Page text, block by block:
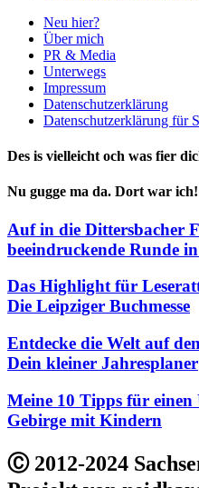
Neu hier?
Über mich
PR & Media
Unterwegs
Impressum
Datenschutzerklärung
Datenschutzerklärung für
Des is vielleicht och was fier
Nu gugge ma da. Dort war ich!
Auf in die Dittersbacher
beeindruckende Runde
Das Highlight für
Die Leipziger Buchmesse
Entdecke die Welt auf
Dein kleiner Jahresplaner
Meine 10 Tipps für
Gebirge mit Kindern
Ⓒ 2012-2024